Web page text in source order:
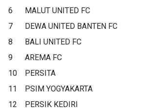
6 MALUT UNITED FC
7
DEWA UNITED BANTEN FC
8
BALI UNITED FC
9
AREMA FC
10
PERSITA
11
PSIM YOGYAKARTA
12
PERSIK KEDIRI